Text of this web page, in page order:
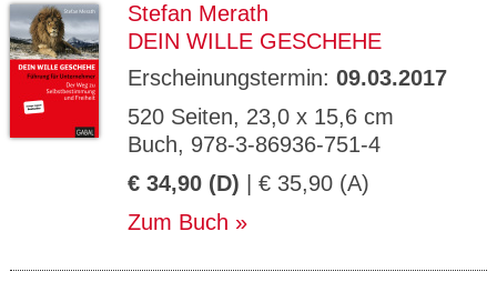
Stefan Merath
DEIN WILLE GESCHEHE
Erscheinungstermin: 09.03.2017
520 Seiten, 23,0 x 15,6 cm
Buch, 978-3-86936-751-4
€ 34,90 (D) | € 35,90 (A)
Zum Buch